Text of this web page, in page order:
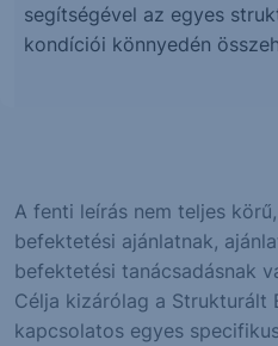
segítségével az egyes
kondíciói könnyedén
A fenti leírás nem teljes
befektetési ajánlatnak,
befektetési tanácsadásnak
Célja kizárólag a Strukturált
kapcsolatos egyes